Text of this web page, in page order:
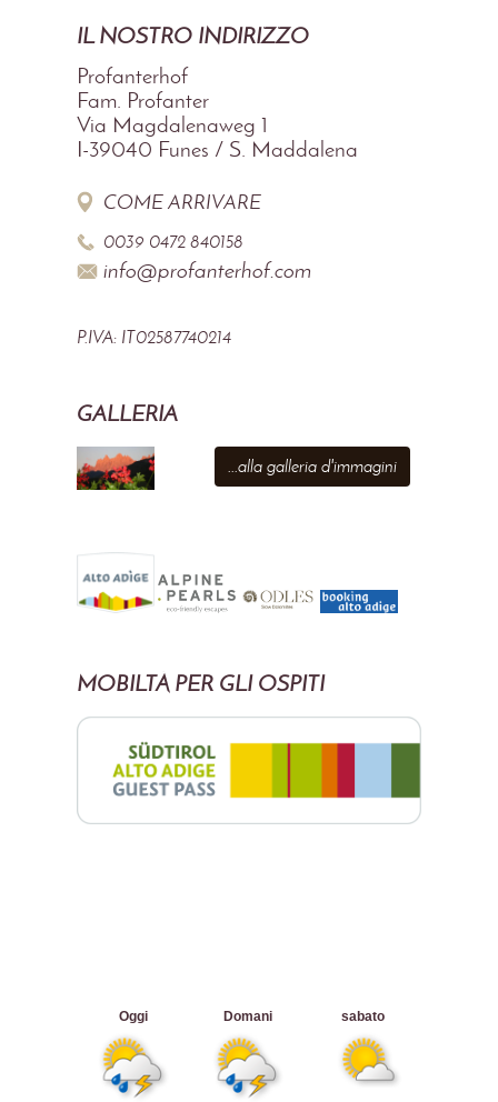
IL NOSTRO INDIRIZZO
Profanterhof
Fam. Profanter
Via Magdalenaweg 1
I-39040 Funes / S. Maddalena
COME ARRIVARE
0039 0472 840158
info@profanterhof.com
P.IVA: IT02587740214
GALLERIA
...alla galleria d'immagini
MOBILTÀ PER GLI OSPITI
Oggi Domani sabato